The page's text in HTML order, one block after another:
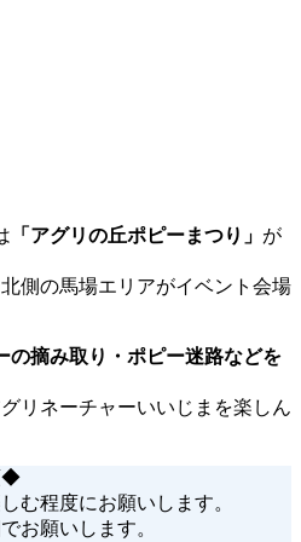
「アグリの丘ポピーまつり」 が
側の馬場エリアがイベント会場
の摘み取り・ポピー迷路などを
リネーチャーいいじまを楽しん
◆
む程度にお願いします。
お願いします。